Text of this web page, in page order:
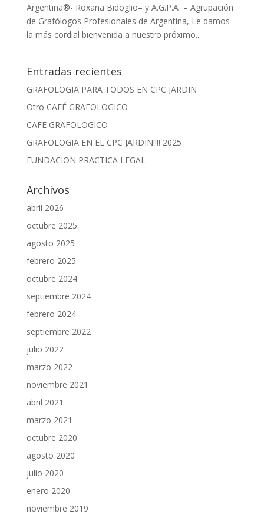
Argentina®- Roxana Bidoglio– y A.G.P.A – Agrupación
de Grafólogos Profesionales de Argentina, Le damos
la más cordial bienvenida a nuestro próximo...
Entradas recientes
GRAFOLOGIA PARA TODOS EN CPC JARDIN
Otro CAFÉ GRAFOLOGICO
CAFE GRAFOLOGICO
GRAFOLOGIA EN EL CPC JARDIN!!!! 2025
FUNDACION PRACTICA LEGAL
Archivos
abril 2026
octubre 2025
agosto 2025
febrero 2025
octubre 2024
septiembre 2024
febrero 2024
septiembre 2022
julio 2022
marzo 2022
noviembre 2021
abril 2021
marzo 2021
octubre 2020
agosto 2020
julio 2020
enero 2020
noviembre 2019